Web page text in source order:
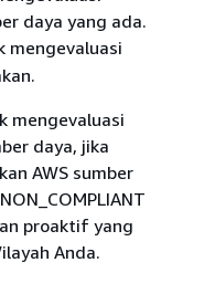
daya yang ada.
mengevaluasi
mengevaluasi
daya, jika
AWS sumber
proaktif yang
Anda.